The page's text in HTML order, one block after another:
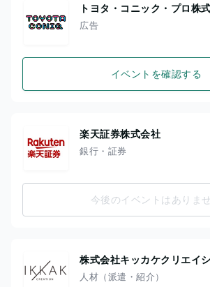
トヨタ・コニック・プロ株
広告
イベントを確認する
楽天証券株式会社
銀行・証券
今後のイベントはありま
株式会社キッカケクリエイ
人材（派遣・紹介）